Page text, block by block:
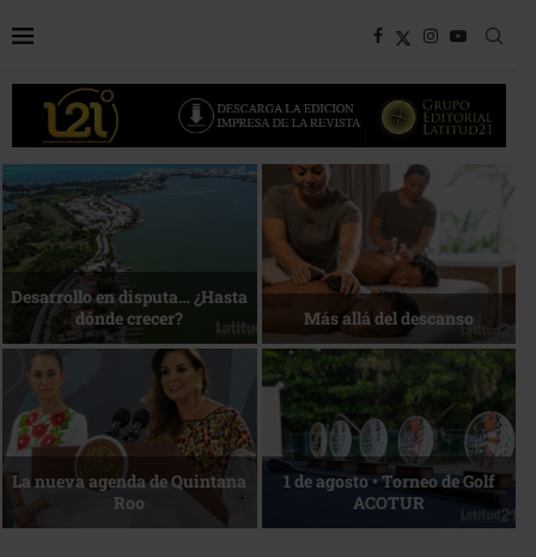
Bottega, un viaje servido a la
mesa
Energía que Impulsa la
competitividad
Reconocimiento de viajeros La esencia del servicio